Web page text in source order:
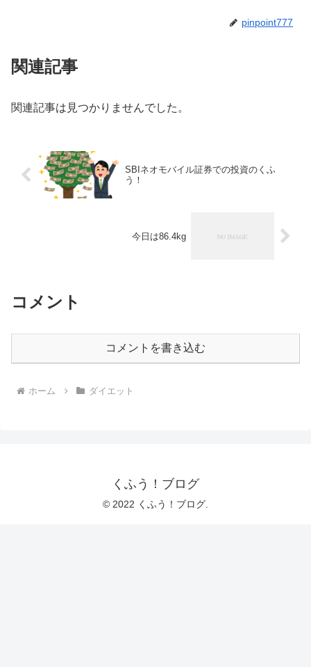
pinpoint777
関連記事
関連記事は見つかりませんでした。
SBIネオモバイル証券での投資のくふ
う！
今日は86.4kg
コメント
コメントを書き込む
ホーム ダイエット
くふう！ブログ
© 2022 くふう！ブログ.